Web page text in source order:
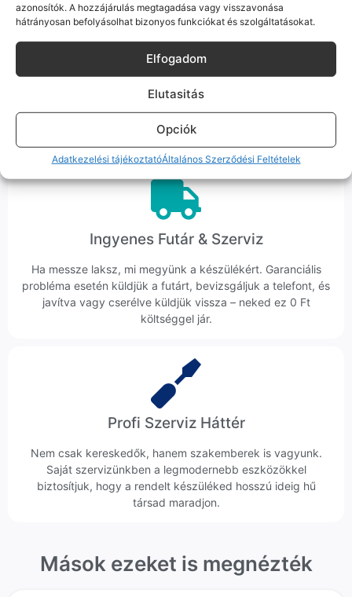
azonosítók. A hozzájárulás megtagadása vagy visszavonása
hátrányosan befolyásolhat bizonyos funkciókat és szolgáltatásokat.
Elfogadom
Elutasitás
Opciók
Adatkezelési tájékoztatóÁltalános Szerződési Feltételek
Korrekt Ügyintézés
Ha ritkán előfordul egy hiba, nem kifogásokat keresünk,
veszik az ügyedet.
Ingyenes Futár & Szerviz
Ha messze laksz, mi megyünk a készülékért. Garanciális
probléma esetén küldjük a futárt, bevizsgáljuk a telefont, és
javítva vagy cserélve küldjük vissza – neked ez 0 Ft
költséggel jár.
Profi Szerviz Háttér
Nem csak kereskedők, hanem szakemberek is vagyunk.
Saját szervizünkben a legmodernebb eszközökkel
biztosítjuk, hogy a rendelt készüléked hosszú ideig hű
társad maradjon.
Mások ezeket is megnézték